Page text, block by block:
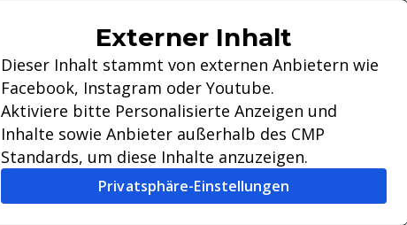
Externer Inhalt
Dieser Inhalt stammt von externen Anbietern wie
Facebook, Instagram oder Youtube.
Aktiviere bitte Personalisierte Anzeigen und
Inhalte sowie Anbieter außerhalb des CMP
Standards, um diese Inhalte anzuzeigen.
Privatsphäre-Einstellungen